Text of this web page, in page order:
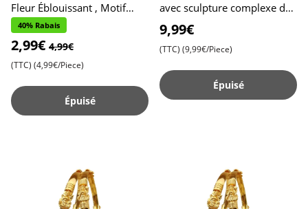
Fleur Éblouissant , Motif
Floral Exquis , Accessoire
Élégant et Captivant ,
40% Rabais
2,99€ 4,99€
(TTC) (4,99€/Piece)
Épuisé
avec sculpture complexe de
déesse - Lot de 2 , Taille 2.2 ,
Beauté inte
9,99€
(TTC) (9,99€/Piece)
Épuisé